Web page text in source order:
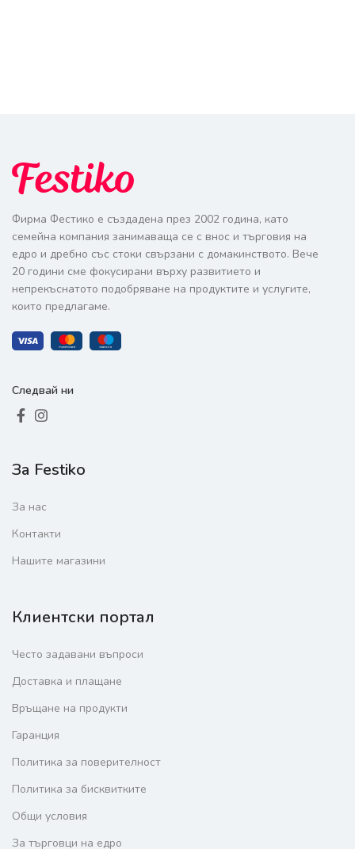
Фирма Фестико е създадена през 2002 година, като
семейна компания занимаваща се с внос и търговия на
едро и дребно със стоки свързани с домакинството. Вече
20 години сме фокусирани върху развитието и
непрекъснатото подобряване на продуктите и услугите,
които предлагаме.
Следвай ни
За Festiko
За нас
Контакти
Нашите магазини
Клиентски портал
Често задавани въпроси
Доставка и плащане
Връщане на продукти
Гаранция
Политика за поверителност
Политика за бисквитките
Общи условия
За търговци на едро